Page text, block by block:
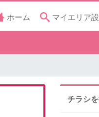
ホーム マイエリア
チラシ